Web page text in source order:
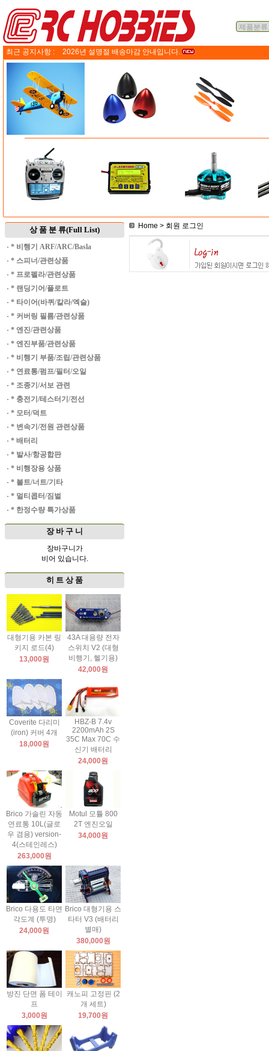
최근 공지사항 : 2026년 설명절 배송마감 안내입니다.
상 품 분 류(Full List)
· * 비행기 ARF/ARC/Basla
· * 스피너/관련상품
· * 프로펠라/관련상품
· * 랜딩기어/플로트
· * 타이어(바퀴/칼라/엑슬)
· * 커버링 필름/관련상품
· * 엔진/관련상품
· * 엔진부품/관련상품
· * 비행기 부품/조립/관련상품
· * 연료통/펌프/필터/오일
· * 조종기/서보 관련
· * 충전기/테스터기/전선
· * 모터/덕트
· * 변속기/전원 관련상품
· * 배터리
· * 발사/항공합판
· * 비행장용 상품
· * 볼트/너트/기타
· * 멀티콥터/짐벌
· * 한정수량 특가상품
장 바 구 니
장바구니가
비어 있습니다.
히 트 상 품
대형기용 카본 링
키지 로드(4)
13,000원
43A 대용량 전자
스위치 V2 (대형
비행기, 헬기용)
42,000원
Coverite 다리미
(iron) 커버 4개
18,000원
HBZ-B 7.4v
2200mAh 2S
35C Max 70C 수
신기 배터리
24,000원
Brico 가솔린 자동
연료통 10L(글로
우 겸용) version-
4(스테인레스)
263,000원
Motul 모튤 800
2T 엔진오일
34,000원
Brico 다용도 타면
각도계 (투명)
24,000원
Brico 대형기용 스
타터 V3 (배터리
별매)
380,000원
방진 단면 폼 테이
프
3,000원
캐노피 고정핀 (2
개 세트)
19,700원
Home > 회원 로그인